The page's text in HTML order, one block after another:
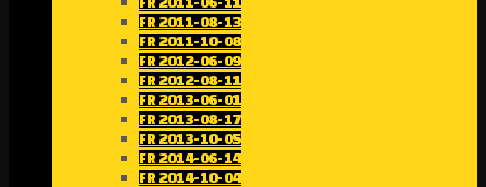
FR 2011-08-13
FR 2011-10-08
FR 2012-06-09
FR 2012-08-11
FR 2013-06-01
FR 2013-08-17
FR 2013-10-05
FR 2014-06-14
FR 2014-10-04